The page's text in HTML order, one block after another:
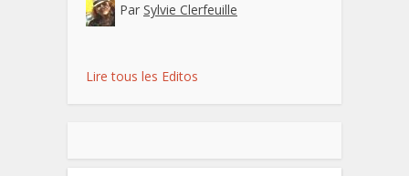
Par Sylvie Clerfeuille
Lire tous les Editos